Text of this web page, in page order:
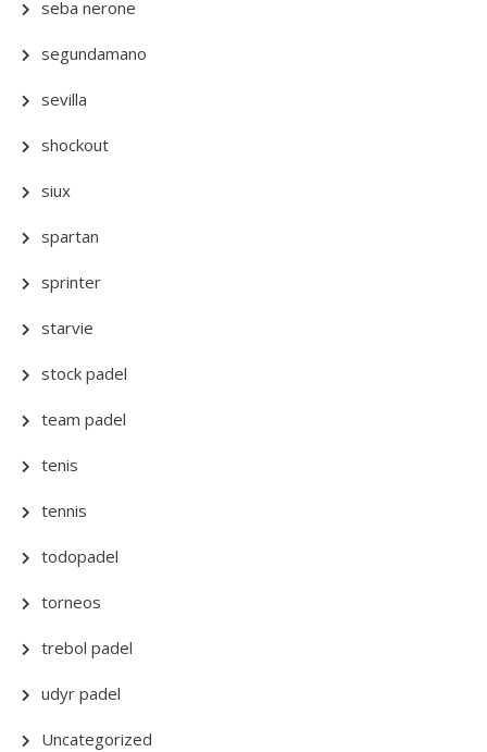
seba nerone
segundamano
sevilla
shockout
siux
spartan
sprinter
starvie
stock padel
team padel
tenis
tennis
todopadel
torneos
trebol padel
udyr padel
Uncategorized